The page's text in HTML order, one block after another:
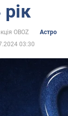
OBOZ
Астро
03:30